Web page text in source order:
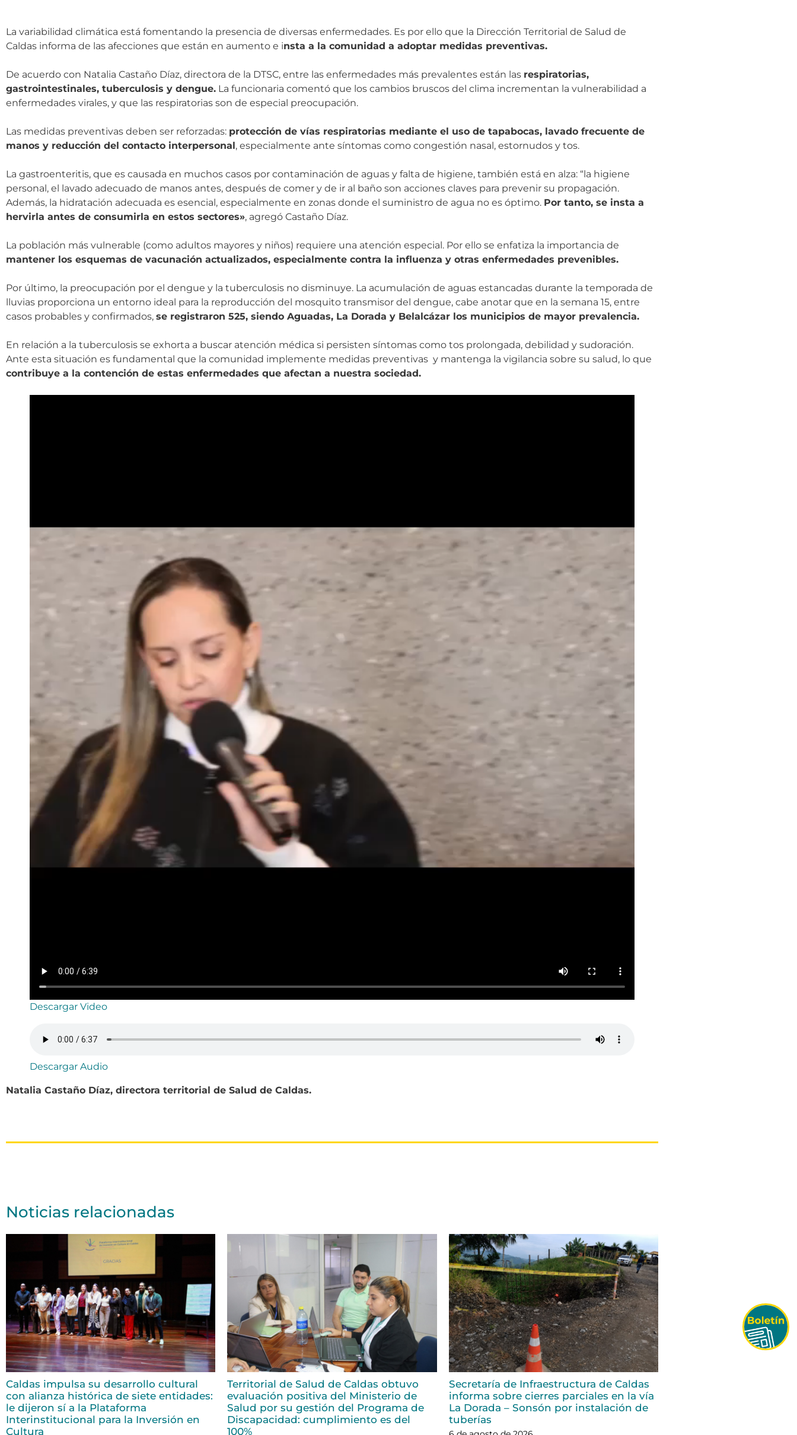
La variabilidad climática está fomentando la presencia de diversas enfermedades. Es por ello que la Dirección Territorial de Salud de
Caldas informa de las afecciones que están en aumento e insta a la comunidad a adoptar medidas preventivas.
De acuerdo con Natalia Castaño Díaz, directora de la DTSC, entre las enfermedades más prevalentes están las respiratorias,
gastrointestinales, tuberculosis y dengue. La funcionaria comentó que los cambios bruscos del clima incrementan la vulnerabilidad a
enfermedades virales, y que las respiratorias son de especial preocupación.
Las medidas preventivas deben ser reforzadas: protección de vías respiratorias mediante el uso de tapabocas, lavado frecuente de
manos y reducción del contacto interpersonal, especialmente ante síntomas como congestión nasal, estornudos y tos.
La gastroenteritis, que es causada en muchos casos por contaminación de aguas y falta de higiene, también está en alza: “la higiene
personal, el lavado adecuado de manos antes, después de comer y de ir al baño son acciones claves para prevenir su propagación.
Además, la hidratación adecuada es esencial, especialmente en zonas donde el suministro de agua no es óptimo. Por tanto, se insta a
hervirla antes de consumirla en estos sectores», agregó Castaño Díaz.
La población más vulnerable (como adultos mayores y niños) requiere una atención especial. Por ello se enfatiza la importancia de
mantener los esquemas de vacunación actualizados, especialmente contra la influenza y otras enfermedades prevenibles.
Por último, la preocupación por el dengue y la tuberculosis no disminuye. La acumulación de aguas estancadas durante la temporada de
lluvias proporciona un entorno ideal para la reproducción del mosquito transmisor del dengue, cabe anotar que en la semana 15, entre
casos probables y confirmados, se registraron 525, siendo Aguadas, La Dorada y Belalcázar los municipios de mayor prevalencia.
En relación a la tuberculosis se exhorta a buscar atención médica si persisten síntomas como tos prolongada, debilidad y sudoración.
Ante esta situación es fundamental que la comunidad implemente medidas preventivas y mantenga la vigilancia sobre su salud, lo que
contribuye a la contención de estas enfermedades que afectan a nuestra sociedad.
Descargar Video
Descargar Audio
Natalia Castaño Díaz, directora territorial de Salud de Caldas.
Noticias relacionadas
Caldas impulsa su desarrollo cultural
con alianza histórica de siete entidades:
le dijeron sí a la Plataforma
Interinstitucional para la Inversión en
Cultura
Territorial de Salud de Caldas obtuvo
evaluación positiva del Ministerio de
Salud por su gestión del Programa de
Discapacidad: cumplimiento es del
100%
Secretaría de Infraestructura de Caldas
informa sobre cierres parciales en la vía
La Dorada – Sonsón por instalación de
tuberías